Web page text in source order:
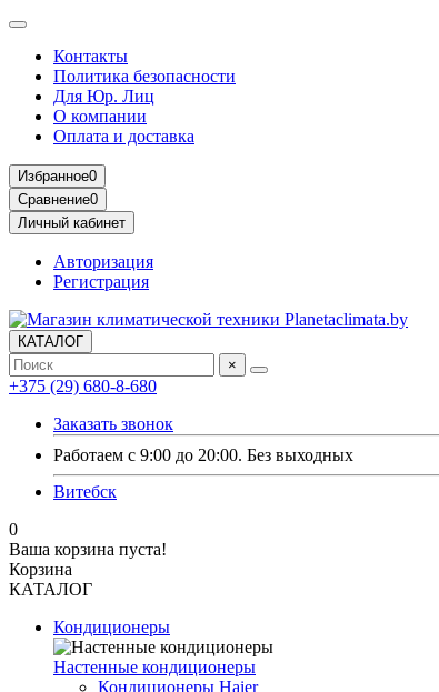
Контакты
Политика безопасности
Для Юр. Лиц
О компании
Оплата и доставка
Избранное0
Сравнение0
Личный кабинет
Авторизация
Регистрация
КАТАЛОГ
×
+375 (29) 680-8-680
Заказать звонок
Работаем с 9:00 до 20:00. Без выходных
Витебск
0
Ваша корзина пуста!
Корзина
КАТАЛОГ
Кондиционеры
Настенные кондиционеры
Кондиционеры Haier